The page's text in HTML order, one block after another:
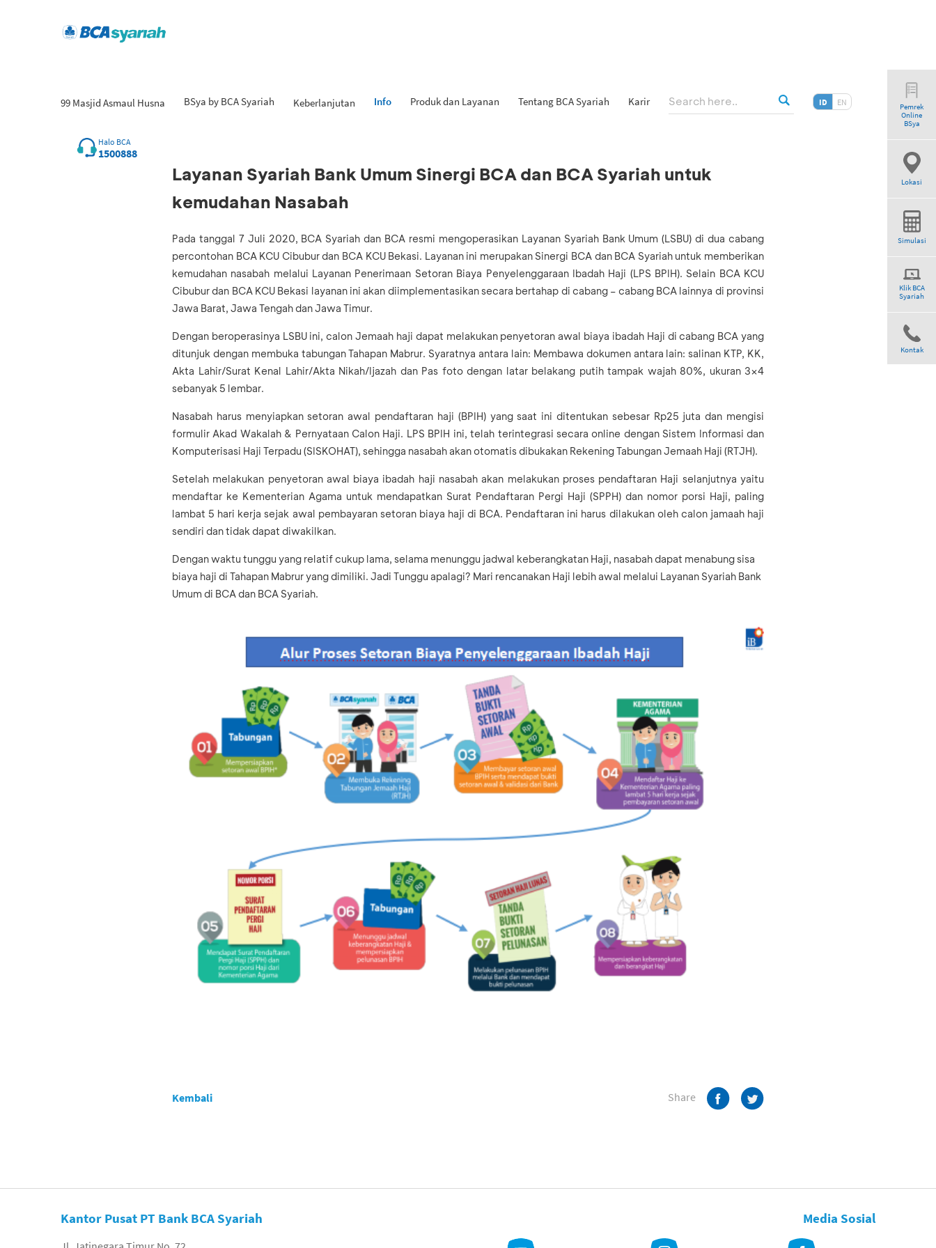
99 Masjid Asmaul Husna BSya by BCA Syariah Keberlanjutan Info Produk dan Layanan Tentang BCA Syariah Karir ID EN
Halo BCA
1500888
Pemrek
Online
BSya
Lokasi
Simulasi
Klik BCA
Syariah
Kontak
Layanan Syariah Bank Umum Sinergi BCA dan BCA Syariah untuk
kemudahan Nasabah
Pada tanggal 7 Juli 2020, BCA Syariah dan BCA resmi mengoperasikan Layanan Syariah Bank Umum (LSBU) di dua cabang
percontohan BCA KCU Cibubur dan BCA KCU Bekasi. Layanan ini merupakan Sinergi BCA dan BCA Syariah untuk memberikan
kemudahan nasabah melalui Layanan Penerimaan Setoran Biaya Penyelenggaraan Ibadah Haji (LPS BPIH). Selain BCA KCU
Cibubur dan BCA KCU Bekasi layanan ini akan diimplementasikan secara bertahap di cabang – cabang BCA lainnya di provinsi
Jawa Barat, Jawa Tengah dan Jawa Timur.
Dengan beroperasinya LSBU ini, calon Jemaah haji dapat melakukan penyetoran awal biaya ibadah Haji di cabang BCA yang
ditunjuk dengan membuka tabungan Tahapan Mabrur. Syaratnya antara lain: Membawa dokumen antara lain: salinan KTP, KK,
Akta Lahir/Surat Kenal Lahir/Akta Nikah/Ijazah dan Pas foto dengan latar belakang putih tampak wajah 80%, ukuran 3×4
sebanyak 5 lembar.
Nasabah harus menyiapkan setoran awal pendaftaran haji (BPIH) yang saat ini ditentukan sebesar Rp25 juta dan mengisi
formulir Akad Wakalah & Pernyataan Calon Haji. LPS BPIH ini, telah terintegrasi secara online dengan Sistem Informasi dan
Komputerisasi Haji Terpadu (SISKOHAT), sehingga nasabah akan otomatis dibukakan Rekening Tabungan Jemaah Haji (RTJH).
Setelah melakukan penyetoran awal biaya ibadah haji nasabah akan melakukan proses pendaftaran Haji selanjutnya yaitu
mendaftar ke Kementerian Agama untuk mendapatkan Surat Pendaftaran Pergi Haji (SPPH) dan nomor porsi Haji, paling
lambat 5 hari kerja sejak awal pembayaran setoran biaya haji di BCA. Pendaftaran ini harus dilakukan oleh calon jamaah haji
sendiri dan tidak dapat diwakilkan.
Dengan waktu tunggu yang relatif cukup lama, selama menunggu jadwal keberangkatan Haji, nasabah dapat menabung sisa
biaya haji di Tahapan Mabrur yang dimiliki. Jadi Tunggu apalagi? Mari rencanakan Haji lebih awal melalui Layanan Syariah Bank
Umum di BCA dan BCA Syariah.
Kembali Share
Kantor Pusat PT Bank BCA Syariah Media Sosial